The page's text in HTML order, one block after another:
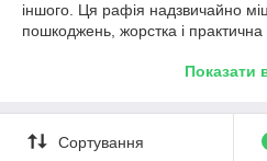
іншого. Ця рафія надзвичайно
пошкоджень, жорстка і практична
рівномірно профарбована.
Метраж: 330 м.,
Показати
Сортування